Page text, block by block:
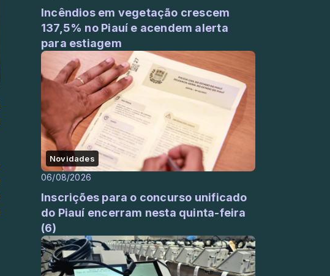
Incêndios em vegetação crescem
137,5% no Piauí e acendem alerta
para estiagem
Novidades
06/08/2026
Inscrições para o concurso unificado
do Piauí encerram nesta quinta-feira
(6)